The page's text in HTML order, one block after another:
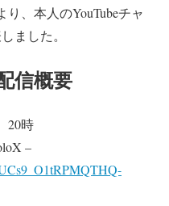
り、本人のYouTubeチャ
ました。
信概要
20時
–